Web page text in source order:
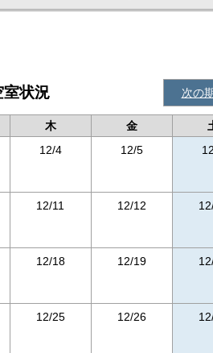
状況 次の
木 金
12/4 12/5
12/11 12/12
12/18 12/19
12/25 12/26